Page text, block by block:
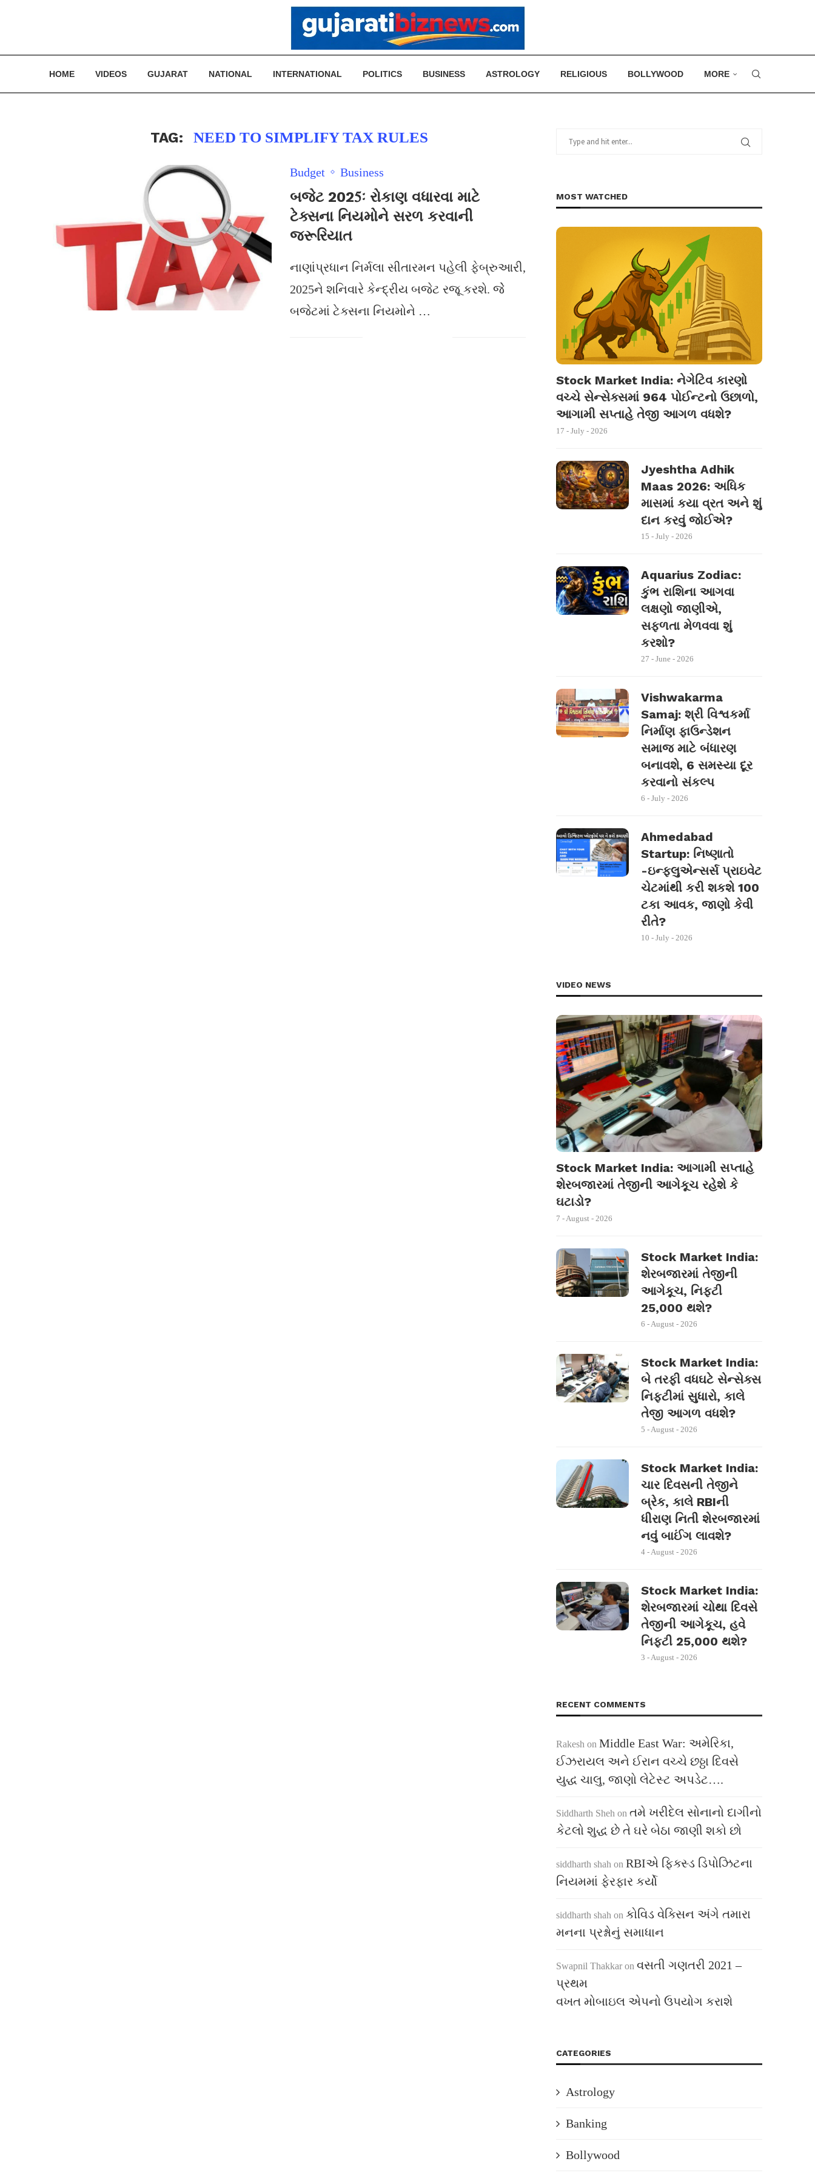
HOME VIDEOS GUJARAT NATIONAL INTERNATIONAL POLITICS BUSINESS ASTROLOGY RELIGIOUS BOLLYWOOD MORE
TAG: NEED TO SIMPLIFY TAX RULES
Budget Business
બજેટ 2025ઃ રોકાણ વધારવા માટે
ટેક્સના નિયમોને સરળ કરવાની
જરૂરિયાત
નાણાંપ્રધાન નિર્મલા સીતારમન પહેલી ફેબ્રુઆરી,
2025ને શનિવારે કેન્દ્રીય બજેટ રજૂ કરશે. જેે
બજેટમાં ટેક્સના નિયમોને …
MOST WATCHED
Stock Market India: નેગેટિવ કારણો
વચ્ચે સેન્સેક્સમાં 964 પોઈન્ટનો ઉછાળો,
આગામી સપ્તાહે તેજી આગળ વધશે?
17 - July - 2026
Jyeshtha Adhik
Maas 2026: અધિક
માસમાં કયા વ્રત અને શું
દાન કરવું જોઈએ?
15 - July - 2026
Aquarius Zodiac:
કુંભ રાશિના આગવા
લક્ષણો જાણીએ,
સફળતા મેળવવા શું
કરશો?
27 - June - 2026
Vishwakarma
Samaj: શ્રી વિશ્વકર્મા
નિર્માણ ફાઉન્ડેશન
સમાજ માટે બંધારણ
બનાવશે, 6 સમસ્યા દૂર
કરવાનો સંકલ્પ
6 - July - 2026
Ahmedabad
Startup: નિષ્ણાતો
-ઇન્ફ્લુએન્સર્સ પ્રાઇવેટ
ચેટમાંથી કરી શકશે 100
ટકા આવક, જાણો કેવી
રીતે?
10 - July - 2026
VIDEO NEWS
Stock Market India: આગામી સપ્તાહે
શેરબજારમાં તેજીની આગેકૂચ રહેશે કે
ઘટાડો?
7 - August - 2026
Stock Market India:
શેરબજારમાં તેજીની
આગેકૂચ, નિફ્ટી
25,000 થશે?
6 - August - 2026
Stock Market India:
બે તરફી વધઘટે સેન્સેક્સ
નિફ્ટીમાં સુધારો, કાલે
તેજી આગળ વધશે?
5 - August - 2026
Stock Market India:
ચાર દિવસની તેજીને
બ્રેક, કાલે RBIની
ધીરાણ નિતી શેરબજારમાં
નવું બાઈંગ લાવશે?
4 - August - 2026
Stock Market India:
શેરબજારમાં ચોથા દિવસે
તેજીની આગેકૂચ, હવે
નિફ્ટી 25,000 થશે?
3 - August - 2026
RECENT COMMENTS
Rakesh on Middle East War: અમેરિકા,
ઈઝરાયલ અને ઈરાન વચ્ચે છઠ્ઠા દિવસે
યુદ્ધ ચાલુ, જાણો લેટેસ્ટ અપડેટ….
Siddharth Sheh on તમે ખરીદેલ સોનાનો દાગીનો
કેટલો શુદ્ધ છે તે ઘરે બેઠા જાણી શકો છો
siddharth shah on RBIએ ફિક્સ્ડ ડિપોઝિટના
નિયમમાં ફેરફાર કર્યો
siddharth shah on કોવિડ વેક્સિન અંગે તમારા
મનના પ્રશ્નોનું સમાધાન
Swapnil Thakkar on વસતી ગણતરી 2021 –
પ્રથમ
વખત મોબાઇલ એપનો ઉપયોગ કરાશે
CATEGORIES
Astrology
Banking
Bollywood